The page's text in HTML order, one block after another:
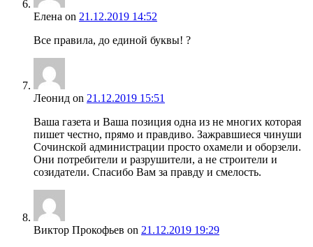
Елена on 21.12.2019 14:52
Все правила, до единой буквы! ?
Леонид on 21.12.2019 15:51
Ваша газета и Ваша позиция одна из не многих которая
пишет честно, прямо и правдиво. Зажравшиеся чинуши
Сочинской администрации просто охамели и оборзели.
Они потребители и разрушители, а не строители и
созидатели. Спасибо Вам за правду и смелость.
Виктор Прокофьев on 21.12.2019 19:29